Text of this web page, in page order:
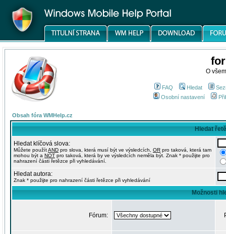
O
FAQ Hledat
Osobní nastavení
Obsah fóra WMHelp.cz
Hledat
Hledat klíčová slova:
Můžete použítAND pro slova, která musí být ve výsledcích, OR pro taková, která tam
mohou být a NOT pro taková, která by ve výsledcích neměla být. Znak * použijte pro
nahrazení části řetězce při vyhledávání.
Hledat autora:
Znak * použijte pro nahrazení části řetězce při vyhledávání
Možnosti
Fórum: